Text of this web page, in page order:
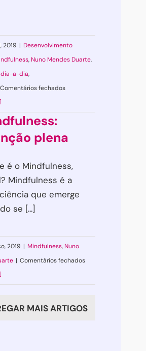
2019 | Desenvolvimento
, Nuno Mendes Duarte,
dia-a-dia,
Comentários fechadosem
se
piloto
plena
é o Mindfulness,
Mindfulness é a
que emerge
se [...]
2019 | Mindfulness, Nuno
| Comentários fechadosem
MAIS ARTIGOS